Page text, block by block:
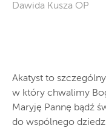
Dawida Kusza OP
Akatyst to
w który chwalimy
Maryję Pannę bądź
do wspólnego